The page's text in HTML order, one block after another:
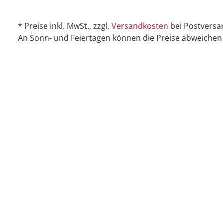
* Preise inkl. MwSt., zzgl. Versandkosten bei
An Sonn- und Feiertagen können die Preise abweichen